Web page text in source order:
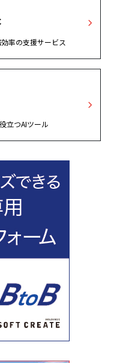
率の支援サービス
立つAIツール